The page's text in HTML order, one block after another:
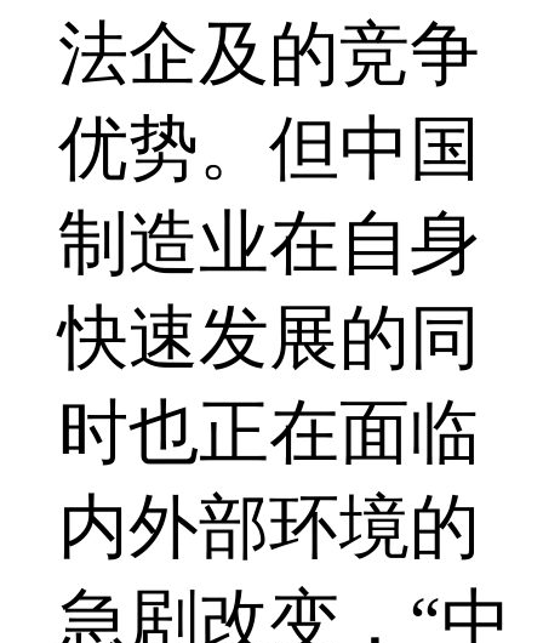
法企及的竞争
优势。但中国
制造业在自身
快速发展的同
时也正在面临
内外部环境的
急剧改变，“中